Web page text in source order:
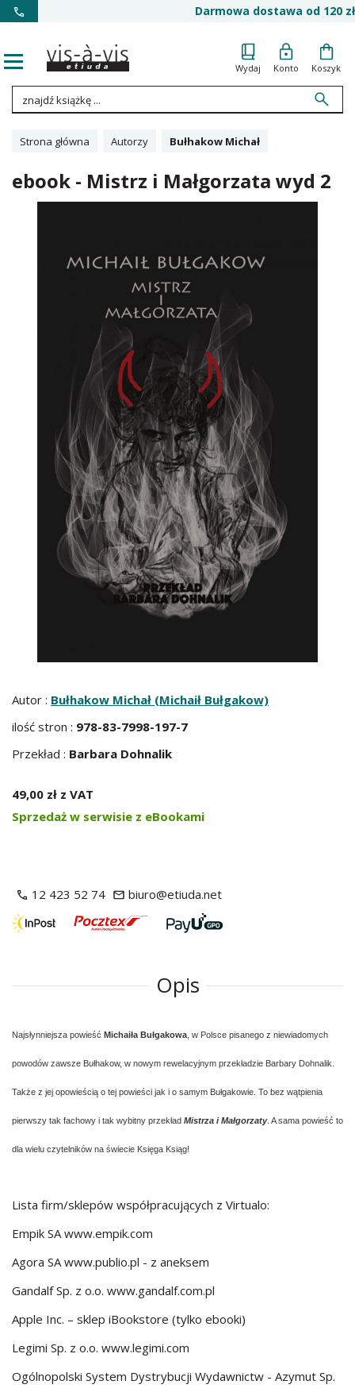
Darmowa dostawa od 120 zł
Wydaj Konto Koszyk
Strona główna Autorzy Bułhakow Michał
ebook - Mistrz i Małgorzata wyd 2
Autor : Bułhakow Michał (Michaił Bułgakow)
ilość stron : 978-83-7998-197-7
Przekład : Barbara Dohnalik
49,00 zł z VAT
Sprzedaż w serwisie z eBookami
12 423 52 74 biuro@etiuda.net
Opis
Najsłynniejsza powieść Michaiła Bułgakowa , w Polsce pisanego z niewiadomych
powodów zawsze Bułhakow, w nowym rewelacyjnym przekładzie Barbary Dohnalik.
Także z jej opowieścią o tej powieści jak i o samym Bułgakowie. To bez wątpienia
pierwszy tak fachowy i tak wybitny przekład Mistrza i Małgorzaty. A sama powieść to
dla wielu czytelników na świecie Księga Ksiąg!
Lista firm/sklepów współpracujących z Virtualo:
Empik SA www.empik.com
Agora SA www.publio.pl - z aneksem
Gandalf Sp. z o.o. www.gandalf.com.pl
Apple Inc. – sklep iBookstore (tylko ebooki)
Legimi Sp. z o.o. www.legimi.com
Ogólnopolski System Dystrybucji Wydawnictw - Azymut Sp.